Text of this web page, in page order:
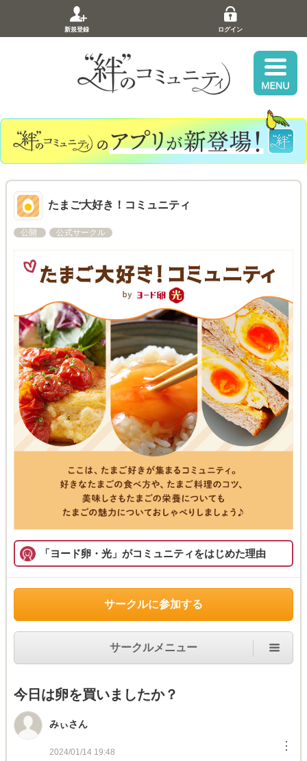
新規登録 ログイン
たまご大好き！コミュニティ
公開 公式サークル
「ヨード卵・光」がコミュニティをはじめた理由
サークルに参加する
サークルメニュー
今日は卵を買いましたか？
みぃさん
2024/01/14 19:48 ︙